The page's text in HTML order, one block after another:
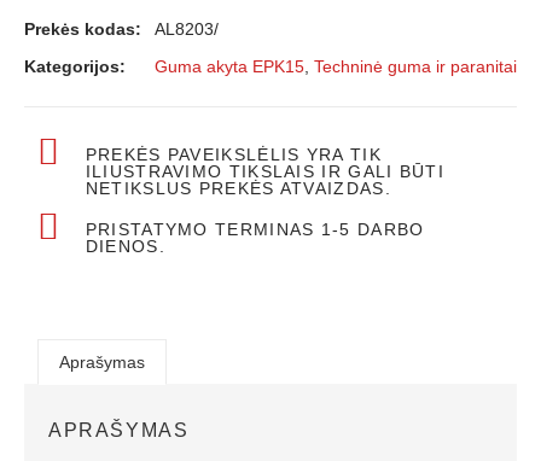
Prekės kodas:
AL8203/
Kategorijos:
Guma akyta EPK15 Techninė guma ir paranitai
PREKĖS PAVEIKSLĖLIS YRA TIK
ILIUSTRAVIMO TIKSLAIS IR GALI BŪTI
NETIKSLUS PREKĖS ATVAIZDAS.
PRISTATYMO TERMINAS 1-5 DARBO
DIENOS.
Aprašymas
APRAŠYMAS